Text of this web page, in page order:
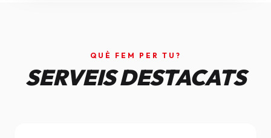
QUÈ FEM PER TU?
SERVEIS DESTACATS